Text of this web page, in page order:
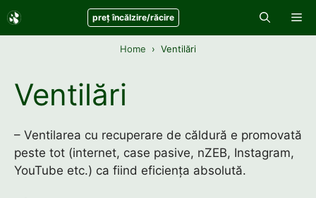
Sari
la
preț încălzire/răcire
Home Ventilări
Ventilări
– Ventilarea cu recuperare de căldură e promovată
peste tot (internet, case pasive, nZEB, Instagram,
YouTube etc.) ca fiind eficiența absolută.